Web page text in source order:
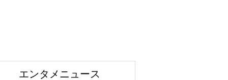
エンタメニュース